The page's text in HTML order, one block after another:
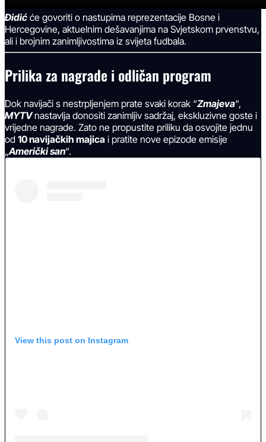
Đidić će govoriti o nastupima reprezentacije Bosne i
Hercegovine, aktuelnim dešavanjima na Svjetskom prvenstvu,
ali i brojnim zanimljivostima iz svijeta fudbala.
Prilika za nagrade i odličan program
Dok navijači s nestrpljenjem prate svaki korak “Zmajeva“,
MYTV nastavlja donositi zanimljiv sadržaj, ekskluzivne goste i
vrijedne nagrade. Zato ne propustite priliku da osvojite jednu
od 10 navijačkih majica i pratite nove epizode emisije
„Američki san“.
View this post on Instagram